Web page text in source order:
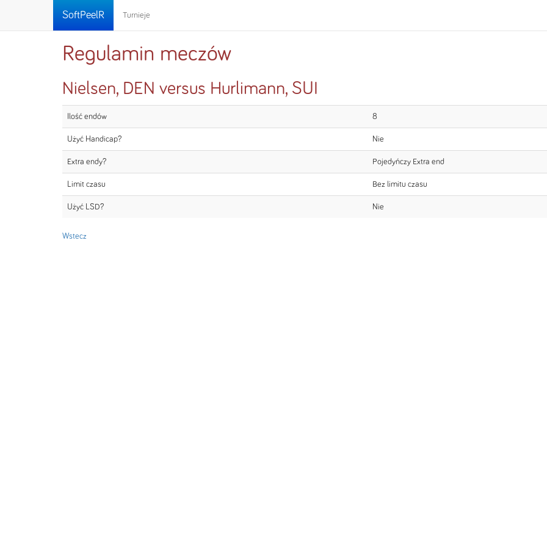
SoftPeelR Turnieje
Regulamin meczów
Nielsen, DEN versus Hurlimann, SUI
Ilość endów 8
Użyć Handicap? Nie
Extra endy? Pojedyńczy Extra end
Limit czasu Bez limitu czasu
Użyć LSD? Nie
Wstecz